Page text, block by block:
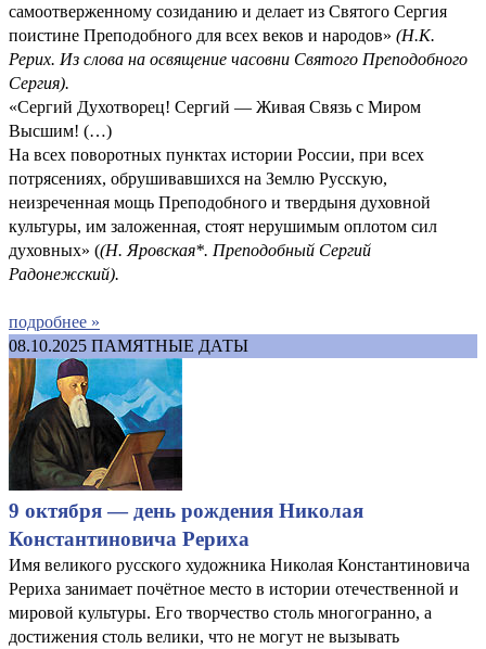
самоотверженному созиданию и делает из Святого Сергия
поистине Преподобного для всех веков и народов» (Н.К.
Рерих. Из слова на освящение часовни Святого Преподобного
Сергия).
«Сергий Духотворец! Сергий — Живая Связь с Миром
Высшим! (…)
На всех поворотных пунктах истории России, при всех
потрясениях, обрушивавшихся на Землю Русскую,
неизреченная мощь Преподобного и твердыня духовной
культуры, им заложенная, стоят нерушимым оплотом сил
духовных» ((Н. Яровская*. Преподобный Сергий
Радонежский).
подробнее »
08.10.2025 ПАМЯТНЫЕ ДАТЫ
9 октября — день рождения Николая
Константиновича Рериха
Имя великого русского художника Николая Константиновича
Рериха занимает почётное место в истории отечественной и
мировой культуры. Его творчество столь многогранно, а
достижения столь велики, что не могут не вызывать